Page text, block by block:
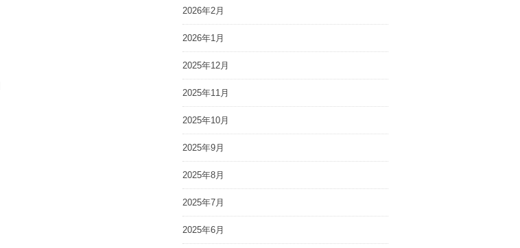
2026年2月
2026年1月
2025年12月
2025年11月
2025年10月
2025年9月
2025年8月
2025年7月
2025年6月